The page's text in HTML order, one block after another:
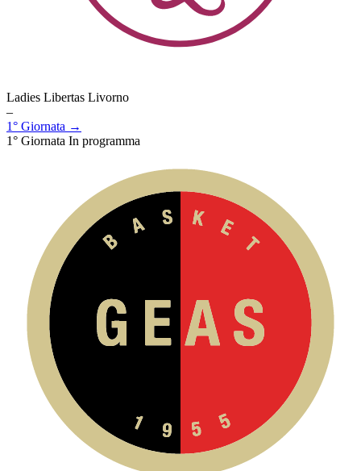
Ladies Libertas Livorno
–
1° Giornata →
1° Giornata In programma